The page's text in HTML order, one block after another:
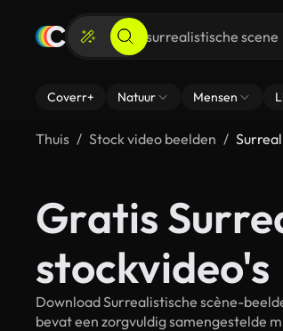
Coverr+ Natuur Mensen
Thuis Stock video beelden
Gratis
stockvideo's
Download Surrealistische scène-
bevat een zorgvuldig samengestelde